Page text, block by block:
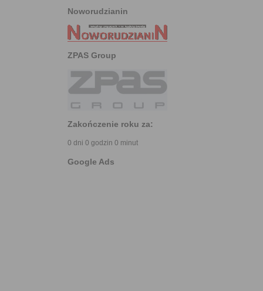
Noworudzianin
ZPAS Group
Zakończenie roku za:
0 dni 0 godzin 0 minut
Google Ads